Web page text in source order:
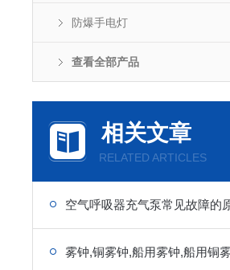
防爆手电灯
查看全部产品
相关文章
RELATED ARTICLES